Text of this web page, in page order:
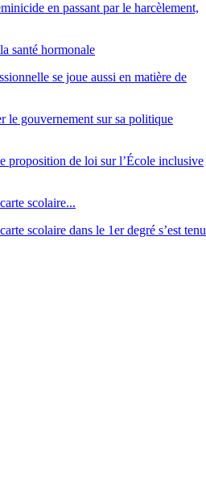
en passant par le harcèlement,
santé hormonale
se joue aussi en matière de
le gouvernement sur sa politique
proposition de loi sur l’École inclusive
scolaire...
scolaire dans le 1er degré s’est tenu